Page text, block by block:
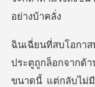
จากด้า
ขนาดนี้ แต่กลับไม